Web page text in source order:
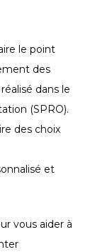
le point
des
dans le
(SPRO).
des choix
et
vous aider à